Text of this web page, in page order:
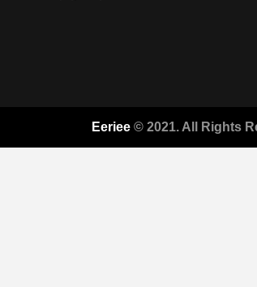
Eeriee © 2021. All Rights